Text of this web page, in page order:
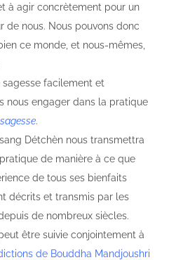
à agir concrètement pour un
de nous. Nous pouvons donc
ce monde, et nous-mêmes,
facilement et
nous engager dans la pratique
.
Détchèn nous transmettra
de manière à ce que
de tous ses bienfaits
décrits et transmis par les
de nombreux siècles.
être suivie conjointement à
de Bouddha Mandjoushri